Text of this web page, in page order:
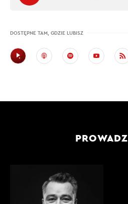
DOSTĘPNE TAM, GDZIE LUBISZ